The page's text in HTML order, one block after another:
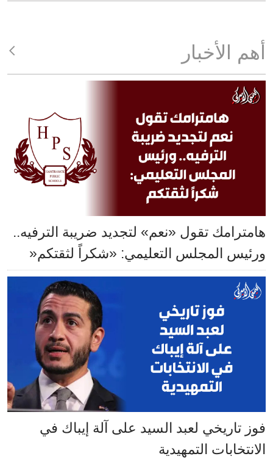
أهم الأخبار
هامترامك تقول «نعم» لتجديد ضريبة الترفيه..
ورئيس المجلس التعليمي: «شكراً لثقتكم«
فوز تاريخي لعبد السيد على آلة إيباك في
الانتخابات التمهيدية